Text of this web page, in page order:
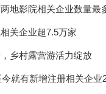
地影院相关企业数量最
关企业超7.5万家
乡村露营游活力绽放
就有新增注册相关企业